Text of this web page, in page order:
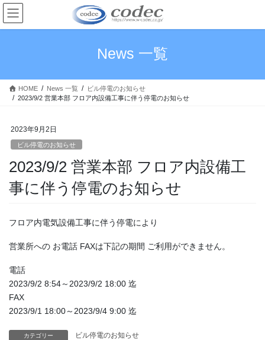
コ
ン
テ
ス
ナ
ビ
ゲ
ン
News 一覧
HOME News 一覧
ビル停電のお知らせ
2023/9/2 営業本部 フロア内設備工事に伴う停電のお知らせ
2023年9月2日
ビル停電のお知らせ
2023/9/2 営業本部 フロア内設備工
事に伴う停電のお知らせ
フロア内電気設備工事に伴う停電により
営業所への お電話 FAXは下記の期間 ご利用ができません。
電話
2023/9/2 8:54～2023/9/2 18:00 迄
FAX
2023/9/1 18:00～2023/9/4 9:00 迄
カテゴリー ビル停電のお知らせ